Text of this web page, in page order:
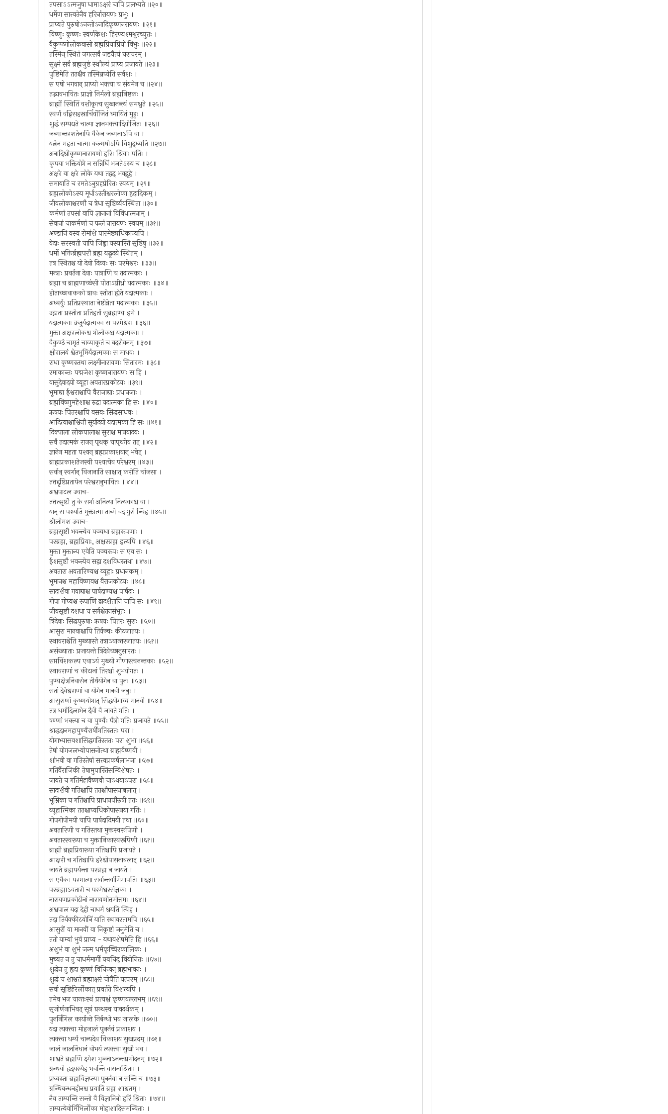
तपसाऽऽत्मजुषा धामाऽक्षरं चापि प्रलभ्यते ॥२०॥
धर्मेण सात्त्वतेनैव हरिर्नारायणः प्रभुः ।
प्राप्यते पुरुषोऽनन्तोऽनादिकृष्णनरायणः ॥२१॥
विष्णुः कृष्णः स्वर्णकेशः हिरण्यश्मश्रुरच्युतः ।
वैकुण्ठगोलोकवासो ब्रह्मप्रियाप्रियो विभुः ॥२२॥
तस्मिन् स्थितं जगत्सर्वं जडचैत्यं चराचरम् ।
सूक्ष्मं सर्वं ब्रह्मजुष्टं स्थौल्यं प्राप्य प्रजायते ॥२३॥
पुष्टिमेति ततश्चैव तस्मिन्नप्येति सर्वशः ।
स एषो भगवान् प्राप्यो भक्त्या च संयमेन च ॥२४॥
तद्भावभावितः प्राज्ञो निर्मलो ब्रह्मनिष्ठकः ।
ब्राह्मीं स्थितिं वशीकृत्य सुखानन्त्यं समश्नुते ॥२५॥
स्वर्णं वह्निसहस्रार्चिर्योजितं ध्मायितं मुहुः ।
शुद्धं सम्पद्यते चात्मा ज्ञानभक्त्यादियोजितः ॥२६॥
जन्मान्तरशतेनापि वैकेन जन्मनाऽपि वा ।
यत्नेन महता चात्मा कल्मषोऽपि विशुद्ध्यति ॥२७॥
अनादिश्रीकृष्णनारायणो हरिः श्रियाः पतिः ।
कृपया भक्तियोगे न सन्निधिं भजतेऽस्य च ॥२८॥
अक्षरे वा क्षरे लोके यथा तद्वद् भवद्गृहे ।
समायाति च रमतेऽनुग्रहप्रेरितः स्वयम् ॥२९॥
ब्रह्मलोकोऽस्य मूर्धाऽस्तीश्वरलोका हृदादिकम् ।
जीवलोकाश्चरणौ च त्रेधा सृष्टिर्व्यवस्थिता ॥३०॥
कर्मणां तपसां वापि ज्ञानानां विविधात्मनाम् ।
सेवानां चाकर्मणां च फलं नारायणः स्वयम् ॥३१॥
अण्डानि यस्य रोमांशे पारमेष्ठ्यधिकान्यपि ।
वेदाः सरस्वती चापि जिह्वा यस्यास्ति सृष्टिषु ॥३२॥
धर्मो भक्तिर्ब्रह्मपरौ ब्रह्म यद्धृदये स्थितम् ।
तत्र स्थितश्च यो देवो दिव्यः सः परमेश्वरः ॥३३॥
मन्त्राः प्रवर्तना देवाः पात्राणि च तदात्मकाः ।
ब्रह्मा च ब्राह्मणाच्छंसी पोताऽग्नीध्रो यदात्मकाः ॥३४॥
होताच्छावाकको ग्रावः स्तोता ह्येते यदात्मकाः ।
अध्वर्युः प्रतिप्रस्थाता नेष्टोन्नेता मदात्मकाः ॥३५॥
उद्गाता प्रस्तोता प्रतिहर्ता सुब्रह्मण्य इमे ।
यदात्मकाः क्रतुर्यदात्मकः स परमेश्वरः ॥३६॥
मुक्ता अक्षरलोकश्च गोलोकश्च यदात्मकाः ।
वैकुण्ठं चामृतं चाव्याकृतं च बदरीवनम् ॥३७॥
क्षीरालयं श्वेतभूमिर्यदात्मकाः स माधवः ।
राधा कृष्णस्तथा लक्ष्मीनारायणः सितारमः ॥३८॥
रमाकान्तः पद्मजेश कृष्णनारायणः स हि ।
वासुदेवादयो व्यूहा अवतारप्रकोटयः ॥३९॥
भूमाद्या ईश्वराश्चापि वैराजाद्याः प्रधानजाः ।
ब्रह्मविष्णुमहेशाश्च रुद्रा यदात्मका हि सः ॥४०॥
ऋषयः पितरश्चापि वसवः सिद्धसाधवः ।
आदित्याश्चाश्विनौ सूर्यादयो यदात्मका हि सः ॥४१॥
दिक्पाला लोकपालाश्च सुराश्च मानवादयः ।
सर्वं तदात्मकं राजन् पृथक् चापृथगेव तत् ॥४२॥
ज्ञानेन महता पश्यन् ब्रह्मप्रकाशवान् भवेत् ।
ब्राह्मप्रकाशतेजस्वी पश्यत्येव परेश्वरम् ॥४३॥
सर्वान् स्वर्गान् विजानाति साक्षात् करोति चांजसा ।
तत्तद्दृष्टिप्रतापेन परेश्वरानुभावितः ॥४४॥
अश्वपाटल उवाच-
तत्तत्सृष्टौ तु के सर्गा अनित्या नित्यकाश्च वा ।
यान् स पश्यति मुक्तात्मा तान्मे वद गुरो न्विह ॥४५॥
श्रीलोमश उवाच-
ब्रह्मसृष्टौ भवन्त्येव पञ्चधा ब्रह्मरूपणाः ।
परब्रह्म, ब्रह्मप्रियाः, अक्षरब्रह्म इत्यपि ॥४६॥
मुक्ता मुक्तान्य एवेति पञ्चरूपः स एव सः ।
ईशसृष्टौ भवन्त्येव सद्वा दशविधस्तथा ॥४७॥
अवतारा अवतारिण्यश्च व्यूहाः प्रधानकम् ।
भूमानश्च महाविष्णवश्च वैराजकोटयः ॥४८॥
सादाशैवा गवाद्याश्च पार्षदाण्यश्च पार्षदाः ।
गोपा गोप्यश्च रूपाणि द्वादशैतानि चापि सः ॥४९॥
जीवसृष्टौ दशधा च सर्गश्चेतनसंभृतः ।
त्रिदेवाः सिद्धपुरुषाः ऋषयः पितरः सुराः ॥५०॥
आसुरा मानवाश्चापि तिर्यञ्चः कीटजातयः ।
स्थावराश्चेति मुख्यास्ते तत्राऽवान्तरजातयः ॥५१॥
असंख्याताः प्रजायन्ते त्रिदेवेच्छानुसारतः ।
सप्तविंशकल्प एवाऽयं मुख्यो गौणास्त्वनन्तकाः ॥५२॥
स्थावराणां च कीटानां तिरश्चां शुभयोगतः ।
पुण्यक्षेत्रनिवासेन तीर्थयोगेन वा पुनः ॥५३॥
सतां देवेश्वराणां वा योगेन मानवी जनुः ।
आसुराणां कृष्णयोगात् सिद्धयोगाच्च मानवी ॥५४॥
तत्र धर्मादिलाभेन दैवी वै जायते गतिः ।
षण्णां भक्त्या च वा पुण्यैः पैत्री गतिः प्रजायते ॥५५॥
श्राद्धदानमहापुण्यैरार्षीगतिस्ततः परा ।
योगाभ्यासवशासिद्धगतिस्ततः परा शुभा ॥५६॥
तेषां योगजलभ्योपासनोत्था ब्राह्मवैष्णवी ।
शांभवी वा गतिस्तेषां सत्त्वप्रकर्षलाभजा ॥५७॥
गतिर्वैराजिकी तेषामुपास्तिसम्विशेषतः ।
जायते च गतिर्महावैष्णवी चाऽथवाऽपरा ॥५८॥
सादाशैवी गतिश्चापि ततश्चौपासनाबलात् ।
भूम्निका च गतिश्चापि प्राधानपौरुषी ततः ॥५९॥
व्यूहात्मिका ततश्चाप्यधिकोपासनया गतिः ।
गोपगोपीमयी चापि पार्षदादिमयी तथा ॥६०॥
अवतारिणी च गतिस्तथा मुक्तस्वरूपिणी ।
अवतारस्वरूपा च मुक्तानिकास्वरूपिणी ॥६१॥
ब्राह्मी ब्रह्मप्रियारूपा गतिश्चापि प्रजायते ।
आक्षरी च गतिश्चापि हरेश्चोपासनाबलात् ॥६२॥
जायते ब्रह्मपर्यन्ता परव्रह्म न जायते ।
स एवैकः परमात्मा सर्वान्तर्यामिमापतिः ॥६३॥
परब्रह्माऽवतारी च परमेश्वरसंज्ञकः ।
नारायणप्रकोटीनां नारायणोत्तमोत्तमः ॥६४॥
अश्वपाल यदा देही चाधर्मं श्रयति त्विह ।
तदा तिर्यक्कीटयोनिं याति स्थावरतामपि ॥६५॥
आसुरीं वा मानवीं वा निकृष्टां जनुमेति च ।
ततो याम्यां भुवं प्राप्य - यथावशेषमेति हि ॥६६॥
अशुभं वा शुभं जन्म धर्मकृच्चिरकालिकः ।
मुच्यत न तु चाधर्ममार्गी क्वचिद् वियोनितः ॥६७॥
शुद्धेन तु हृदा कृष्णं विचिन्वन् ब्रह्मभावनः ।
शुद्धं च शाश्वतं ब्रह्माक्षरं चोपैति यत्परम् ॥६८॥
सर्वा सृष्टिर्हरेर्लोकात् प्रवर्तते विशत्यपि ।
तमेव भज चान्तःस्थं प्रत्यक्षं कृष्णवल्लभम् ॥६९॥
सृजोर्णनाभिवत् सूत्रं ग्रन्थस्व यावदर्थकम् ।
पुनर्निगिल कार्यान्ते निर्बन्धो भव जालके ॥७०॥
यदा त्यक्त्वा मोहजालं पुनर्नवं प्रकाशय ।
त्यक्त्वा धर्म्यं चान्यदेव विकाशय सुखप्रदम् ॥७१॥
जालं जालनिधानं वोभयं त्यक्त्वा सुखी भव ।
शाश्वते ब्रह्मणि क्ष्मेश भुञ्जाऽनन्तप्रमोदनम् ॥७२॥
ग्रन्थयो हृदयस्येह भवन्ति वासनाश्रिताः ।
प्रध्वस्ता ब्रह्मविज्ञप्त्या पुनर्नवा न सन्ति च ॥७३॥
ग्रन्थिबन्धनहीनश्च प्रयाति ब्रह्म शाश्वतम् ।
नैव ताम्यन्ति सन्तो वै विज्ञानिनो हरिं श्रिताः ॥७४॥
ताम्यत्येवोर्मिभिर्लोका मोहाशादिसमन्विताः ।